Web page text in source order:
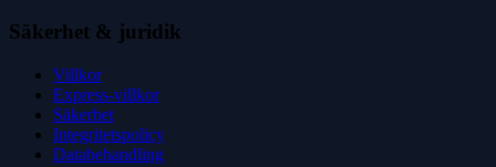
Säkerhet & juridik
Villkor
Express-villkor
Säkerhet
Integritetspolicy
Databehandling